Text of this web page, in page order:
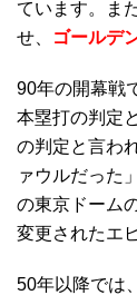
ています。ま
せ、
ゴールデ
90年の開幕戦
本塁打の判定
の判定と言わ
ァウルだった
の東京ドーム
変更されたエ
50年以降では